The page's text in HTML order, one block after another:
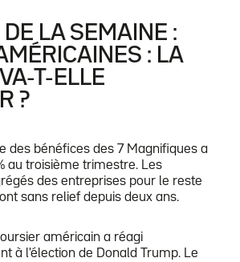
DE LA SEMAINE :
: LA
T-ELLE
?
des bénéfices des 7 Magnifiques a
au troisième trimestre. Les
des entreprises pour le reste
sans relief depuis deux ans.
américain a réagi
à l'élection de Donald Trump. Le